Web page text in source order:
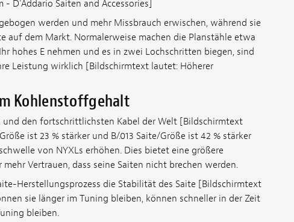
D'Addario Saiten and Accessories]
werden und mehr Missbrauch erwischen, während sie
auf dem Markt. Normalerweise machen die Planstähle etwa
hohes E nehmen und es in zwei Lochschritten biegen, sind
Leistung wirklich [Bildschirmtext lautet: Höherer
Kohlenstoffgehalt
den fortschrittlichsten Kabel der Welt [Bildschirmtext
ist 23 % stärker und B/.013 Saite/Größe ist 42 % stärker
von NYXLs erhöhen. Dies bietet eine größere
Vertrauen, dass seine Saiten nicht brechen werden.
Herstellungsprozess die Stabilität des Saite [Bildschirmtext
sie länger im Tuning bleiben, können schneller in der Zeit
bleiben.